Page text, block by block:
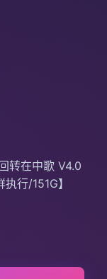
转在中歌 V4.0
行/151G】